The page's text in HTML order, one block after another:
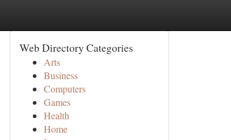
Web Directory Categories
Arts
Business
Computers
Games
Health
Home